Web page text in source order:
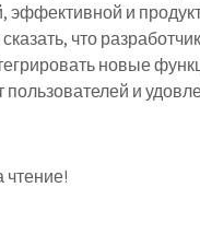
эффективной и
что
новые
и
чтение!